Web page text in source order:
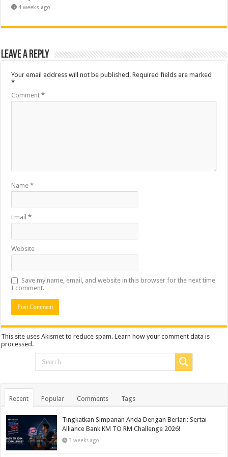
4 weeks ago
Leave a Reply
Your email address will not be published. Required fields are marked
*
Comment*
Name*
Email*
Website
Save my name, email, and website in this browser for the next time
I comment.
This site uses Akismet to reduce spam.Learn how your comment data is
processed.
Recent Popular Comments Tags
Tingkatkan Simpanan Anda Dengan Berlari: Sertai
Alliance Bank KM TO RM Challenge 2026!
3 weeks ago